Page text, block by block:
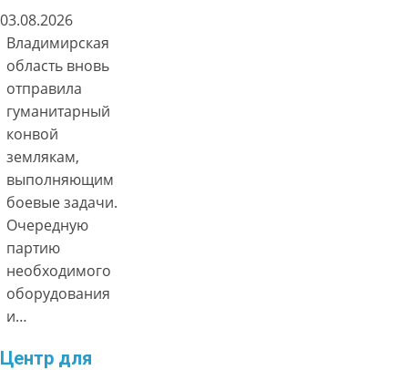
03.08.2026
Владимирская
область вновь
отправила
гуманитарный
конвой
землякам,
выполняющим
боевые задачи.
Очередную
партию
необходимого
оборудования
и…
Центр для